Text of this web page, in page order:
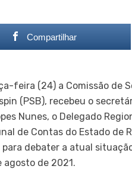
Compartilhar
feira (24) a Comissão de
(PSB), recebeu o
Nunes, o Delegado
de Contas do Estado de
debater a atual
agosto de 2021.